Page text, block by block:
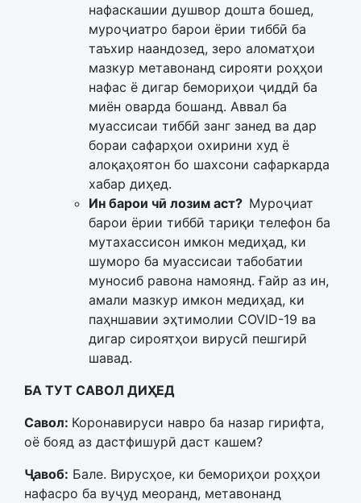
нафаскашии душвор дошта бошед,
муроҷиатро барои ёрии тиббӣ ба
таъхир наандозед, зеро аломатҳои
мазкур метавонанд сирояти роҳҳои
нафас ё дигар бемориҳои ҷиддӣ ба
миён оварда бошанд. Аввал ба
муассисаи тиббӣ занг занед ва дар
бораи сафарҳои охирини худ ё
алоқаҳоятон бо шахсони сафаркарда
хабар диҳед.
Ин барои чӣ лозим аст? Муроҷиат
барои ёрии тиббӣ тариқи телефон ба
мутахассисон имкон медиҳад, ки
шуморо ба муассисаи табобатии
муносиб равона намоянд. Ғайр аз ин,
амали мазкур имкон медиҳад, ки
паҳншавии эҳтимолии COVID-19 ва
дигар сироятҳои вирусӣ пешгирӣ
шавад.
БА ТУТ САВОЛ ДИҲЕД
Савол: Коронавируси навро ба назар гирифта,
оё бояд аз дастфишурӣ даст кашем?
Ҷавоб: Бале. Вирусҳое, ки бемориҳои роҳҳои
нафасро ба вуҷуд меоранд, метавонанд